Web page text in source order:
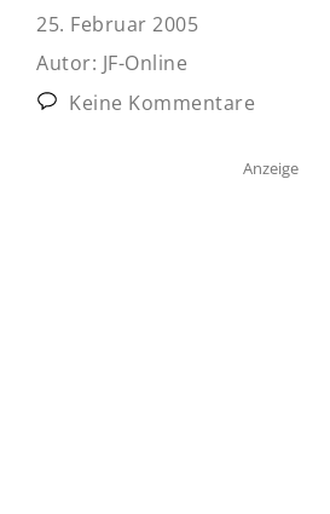
25. Februar 2005
Autor: JF-Online
Keine Kommentare
Anzeige